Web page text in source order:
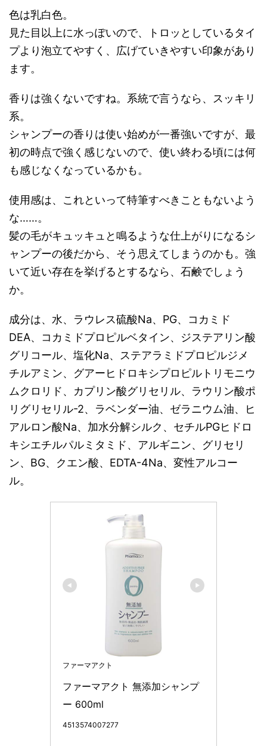
色は乳白色。
見た目以上に水っぽいので、トロッとしているタイ
プより泡立てやすく、広げていきやすい印象があり
ます。
香りは強くないですね。系統で言うなら、スッキリ
系。
シャンプーの香りは使い始めが一番強いですが、最
初の時点で強く感じないので、使い終わる頃には何
も感じなくなっているかも。
使用感は、これといって特筆すべきこともないよう
な……。
髪の毛がキュッキュと鳴るような仕上がりになるシ
ャンプーの後だから、そう思えてしまうのかも。強
いて近い存在を挙げるとするなら、石鹸でしょう
か。
成分は、水、ラウレス硫酸Na、PG、コカミド
DEA、コカミドプロピルベタイン、ジステアリン酸
グリコール、塩化Na、ステアラミドプロピルジメ
チルアミン、グアーヒドロキシプロピルトリモニウ
ムクロリド、カプリン酸グリセリル、ラウリン酸ポ
リグリセリル-2、ラベンダー油、ゼラニウム油、ヒ
アルロン酸Na、加水分解シルク、セチルPGヒドロ
キシエチルパルミタミド、アルギニン、グリセリ
ン、BG、クエン酸、EDTA-4Na、変性アルコー
ル。
ファーマアクト
ファーマアクト 無添加シャンプ
ー 600ml
4513574007277